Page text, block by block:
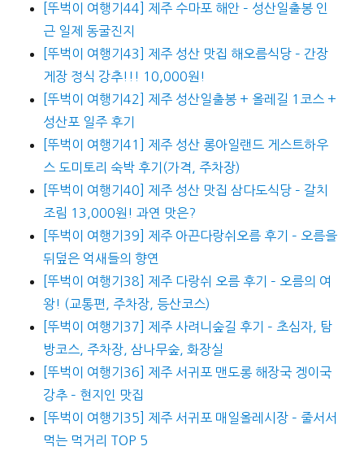
[뚜벅이 여행기44] 제주 수마포 해안 – 성산일출봉 인
근 일제 동굴진지
[뚜벅이 여행기43] 제주 성산 맛집 해오름식당 – 간장
게장 정식 강추!!! 10,000원!
[뚜벅이 여행기42] 제주 성산일출봉 + 올레길 1코스 +
성산포 일주 후기
[뚜벅이 여행기41] 제주 성산 롱아일랜드 게스트하우
스 도미토리 숙박 후기(가격, 주차장)
[뚜벅이 여행기40] 제주 성산 맛집 삼다도식당 – 갈치
조림 13,000원! 과연 맛은?
[뚜벅이 여행기39] 제주 아끈다랑쉬오름 후기 – 오름을
뒤덮은 억새들의 향연
[뚜벅이 여행기38] 제주 다랑쉬 오름 후기 – 오름의 여
왕! (교통편, 주차장, 등산코스)
[뚜벅이 여행기37] 제주 사려니숲길 후기 – 초심자, 탐
방코스, 주차장, 삼나무숲, 화장실
[뚜벅이 여행기36] 제주 서귀포 맨도롱 해장국 겡이국
강추 – 현지인 맛집
[뚜벅이 여행기35] 제주 서귀포 매일올레시장 – 줄서서
먹는 먹거리 TOP 5